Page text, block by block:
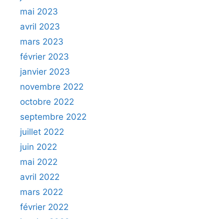
mai 2023
avril 2023
mars 2023
février 2023
janvier 2023
novembre 2022
octobre 2022
septembre 2022
juillet 2022
juin 2022
mai 2022
avril 2022
mars 2022
février 2022